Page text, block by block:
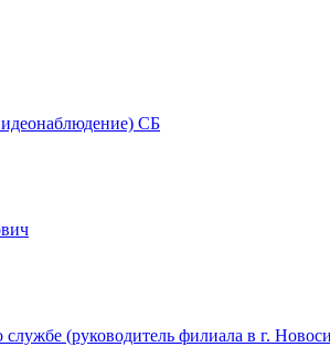
СБ
(руководитель филиала в г.